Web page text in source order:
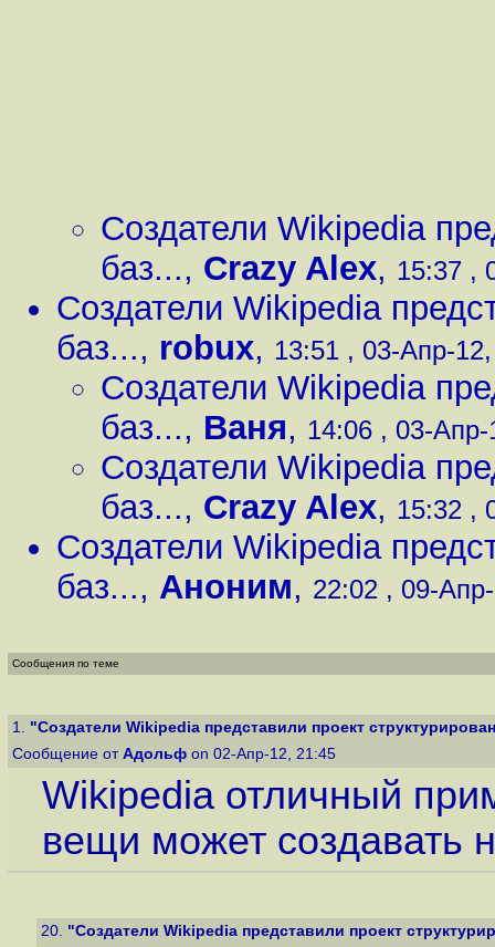
Создатели Wikipedia
баз..., Crazy Alex, 15:37 ,
Создатели Wikipedia
баз..., robux, 13:51 , 03-Апр-
Создатели Wikipedia
баз..., Ваня, 14:06 , 03-Апр-
Создатели Wikipedia
баз..., Crazy Alex, 15:32 ,
Создатели Wikipedia
баз..., Аноним, 22:02 , 09-
Сообщения по теме
1. "Создатели Wikipedia представили проект
Сообщение от Адольф on 02-Апр-12, 21:45
Wikipedia отличный
вещи может создавать
20. "Создатели Wikipedia представили проект